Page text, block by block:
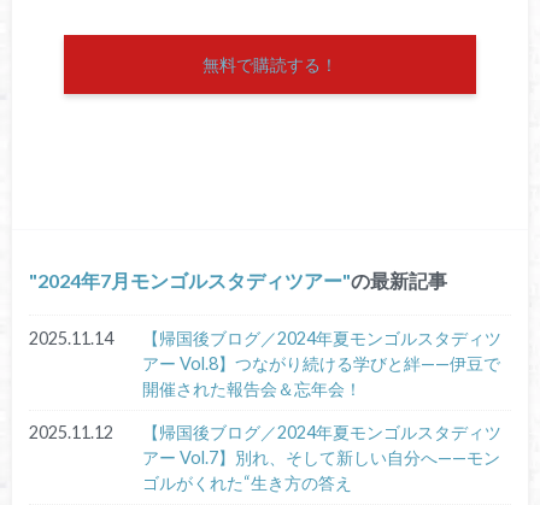
無料で購読する！
2024年7月モンゴルスタディツアー の最新記事
2025.11.14
【帰国後ブログ／2024年夏モンゴルスタディツ
アー Vol.8】つながり続ける学びと絆——伊豆で
開催された報告会＆忘年会！
2025.11.12
【帰国後ブログ／2024年夏モンゴルスタディツ
アー Vol.7】別れ、そして新しい自分へ——モン
ゴルがくれた“生き方の答え